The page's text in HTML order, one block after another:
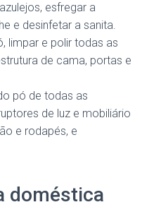
esfregar a
e desinfetar a sanita.
limpar e polir todas as
de cama, portas e
pó de todas as
de luz e mobiliário
e rodapés, e
doméstica